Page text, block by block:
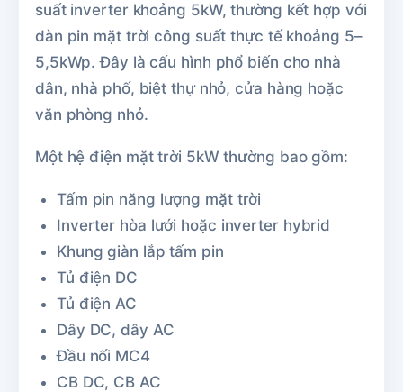
suất inverter khoảng 5kW, thường kết hợp với
dàn pin mặt trời công suất thực tế khoảng 5–
5,5kWp. Đây là cấu hình phổ biến cho nhà
dân, nhà phố, biệt thự nhỏ, cửa hàng hoặc
văn phòng nhỏ.
Một hệ điện mặt trời 5kW thường bao gồm:
Tấm pin năng lượng mặt trời
Inverter hòa lưới hoặc inverter hybrid
Khung giàn lắp tấm pin
Tủ điện DC
Tủ điện AC
Dây DC, dây AC
Đầu nối MC4
CB DC, CB AC